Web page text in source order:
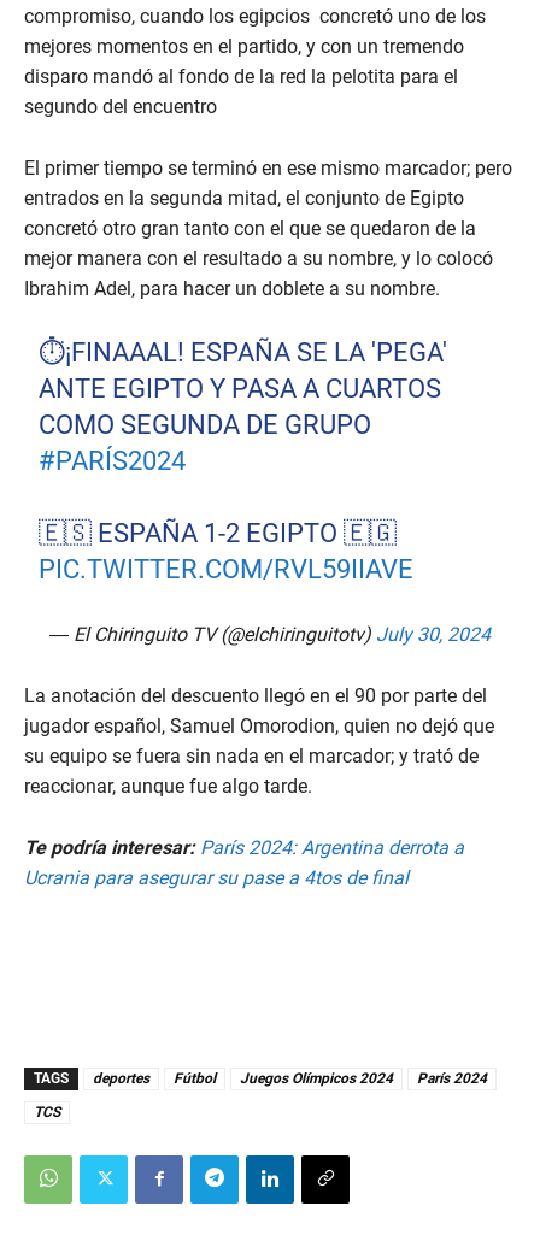
compromiso, cuando los egipcios concretó uno de los
mejores momentos en el partido, y con un tremendo
disparo mandó al fondo de la red la pelotita para el
segundo del encuentro
El primer tiempo se terminó en ese mismo marcador; pero
entrados en la segunda mitad, el conjunto de Egipto
concretó otro gran tanto con el que se quedaron de la
mejor manera con el resultado a su nombre, y lo colocó
Ibrahim Adel, para hacer un doblete a su nombre.
⏱️¡FINAAAL! ESPAÑA SE LA 'PEGA'
ANTE EGIPTO Y PASA A CUARTOS
COMO SEGUNDA DE GRUPO
#PARÍS2024
🇪🇸 ESPAÑA 1-2 EGIPTO 🇪🇬
PIC.TWITTER.COM/RVL59IIAVE
— El Chiringuito TV (@elchiringuitotv) July 30, 2024
La anotación del descuento llegó en el 90 por parte del
jugador español, Samuel Omorodion, quien no dejó que
su equipo se fuera sin nada en el marcador; y trató de
reaccionar, aunque fue algo tarde.
Te podría interesar: París 2024: Argentina derrota a
Ucrania para asegurar su pase a 4tos de final
TAGS deportes Fútbol Juegos Olímpicos 2024
París 2024
TCS